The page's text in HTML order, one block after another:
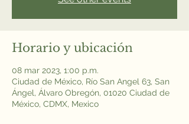
Horario y ubicación
08 mar 2023, 1:00 p.m.
Ciudad de México, Río San Angel 63, San
Ángel, Álvaro Obregón, 01020 Ciudad de
México, CDMX, Mexico